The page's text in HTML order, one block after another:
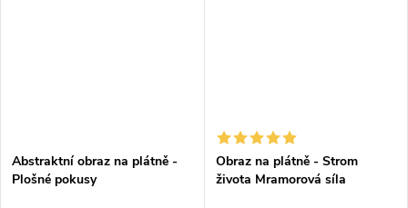
Abstraktní obraz na plátně -
Plošné pokusy
Obraz na plátně - Strom
života Mramorová síla